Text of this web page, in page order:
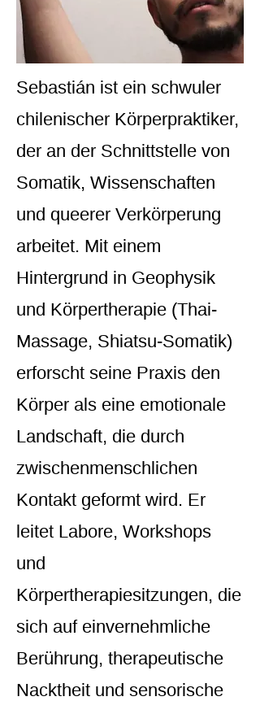
Sebastián ist ein schwuler
chilenischer Körperpraktiker,
der an der Schnittstelle von
Somatik, Wissenschaften
und queerer Verkörperung
arbeitet. Mit einem
Hintergrund in Geophysik
und Körpertherapie (Thai-
Massage, Shiatsu-Somatik)
erforscht seine Praxis den
Körper als eine emotionale
Landschaft, die durch
zwischenmenschlichen
Kontakt geformt wird. Er
leitet Labore, Workshops
und
Körpertherapiesitzungen, die
sich auf einvernehmliche
Berührung, therapeutische
Nacktheit und sensorische